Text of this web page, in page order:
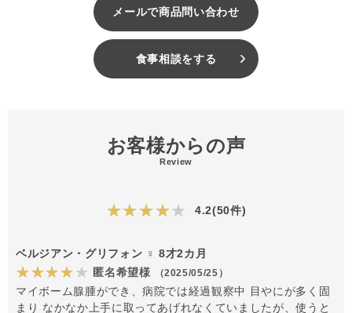
メールで商品問い合わせ
食事相談をする
お客様からの声
Review
★★★★★ 4.2(50件)
ベルジアン・グリフォン ♀ 8才2カ月
★★★★★ 匿名希望様 （2025/05/25）
マイボーム腺腫ができ、病院では経過観察中 目やにが多く固
まり なかなか上手に取ってあげれなくていましたが、使うと